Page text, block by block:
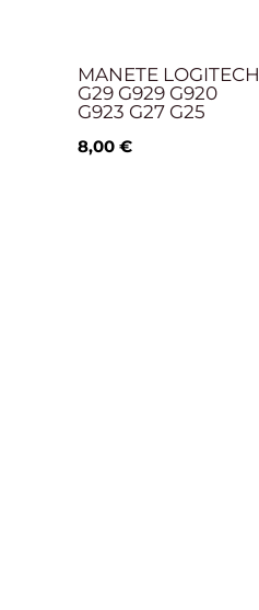
MANETE LOGITECH
G29 G929 G920
G923 G27 G25
8,00 €